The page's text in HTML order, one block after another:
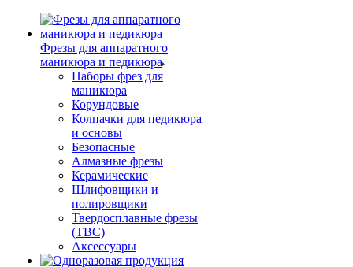
Фрезы для аппаратного
маникюра и педикюра
Наборы фрез для
маникюра
Корундовые
Колпачки для педикюра
и основы
Безопасные
Алмазные фрезы
Керамические
Шлифовщики и
полировщики
Твердосплавные фрезы
(ТВС)
Аксессуары